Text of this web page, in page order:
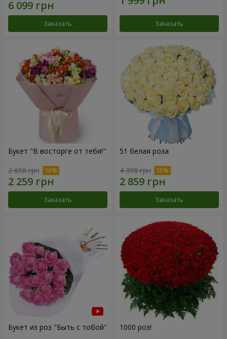
Заказать Заказать
Букет "В восторге от тебя!"
2 658 грн
Заказать
51 белая роза
4 398 грн
Заказать
Букет из роз "Быть с тобой" 1000 роз!